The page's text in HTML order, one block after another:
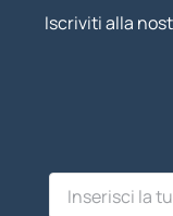
Iscriviti alla